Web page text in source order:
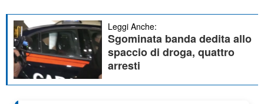
Leggi Anche:
Sgominata banda dedita allo
spaccio di droga, quattro
arresti